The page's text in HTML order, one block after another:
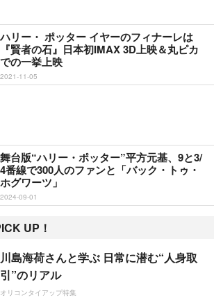
ハリー・ ポッター イヤーのフィナーレは
『賢者の石』日本初IMAX 3D上映＆丸ピカ
での一挙上映
2021-11-05
舞台版“ハリー・ポッター”平方元基、9と3/
4番線で300人のファンと「バック・トゥ・
ホグワーツ」
2024-09-01
UP！
川島海荷さんと学ぶ 日常に潜む“人身取
引”のリアル
オリコンタイアップ特集